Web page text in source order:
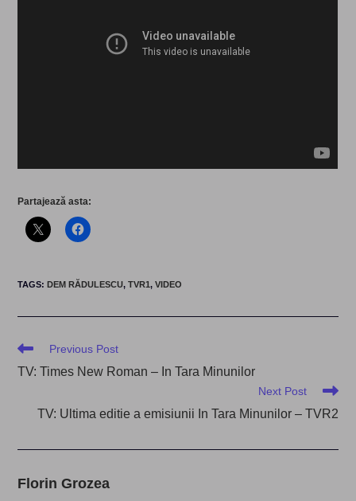
Partajează asta:
TAGS:DEM RĂDULESCU, TVR1, VIDEO
Read
articles
Previous Post
TV: Times New Roman – In Tara Minunilor
Next Post
TV: Ultima editie a emisiunii In Tara Minunilor – TVR2
Florin Grozea